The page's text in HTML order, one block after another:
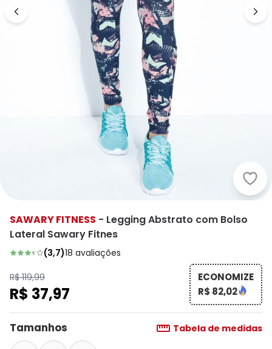
SAWARY FITNESS - Legging Abstrato com Bolso
Lateral Sawary Fitnes
(3,7)18 avaliações
R$ 119,99
R$ 37,97
ECONOMIZE
R$ 82,02
Tamanhos Tabela de medidas